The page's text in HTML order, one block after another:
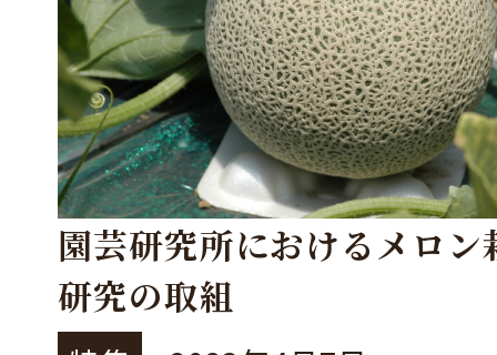
園芸研究所におけるメロン
研究の取組